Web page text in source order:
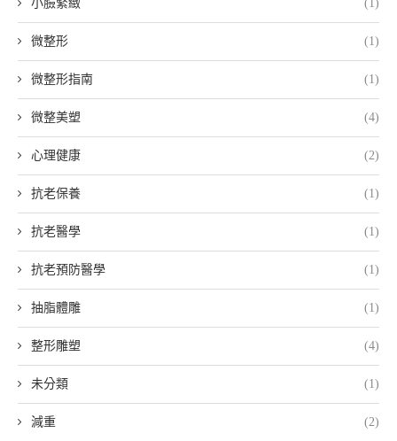
小臉緊緻 (1)
微整形 (1)
微整形指南 (1)
微整美塑 (4)
心理健康 (2)
抗老保養 (1)
抗老醫學 (1)
抗老預防醫學 (1)
抽脂體雕 (1)
整形雕塑 (4)
未分類 (1)
減重 (2)